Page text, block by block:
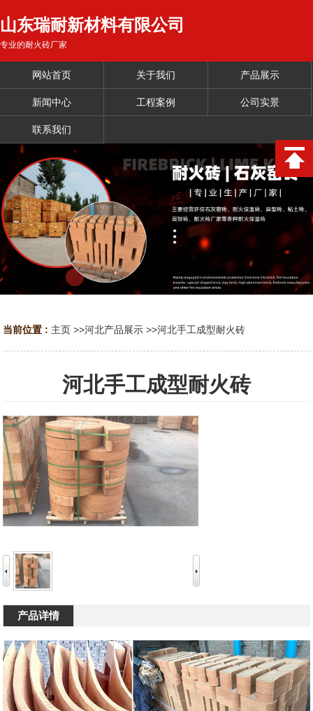
山东瑞耐新材料有限公司
专业的耐火砖厂家
网站首页 关于我们 产品展示
新闻中心 工程案例 公司实景
联系我们
当前位置 : 主页 >>河北产品展示 >>河北手工成型耐火砖
河北手工成型耐火砖
产品详情